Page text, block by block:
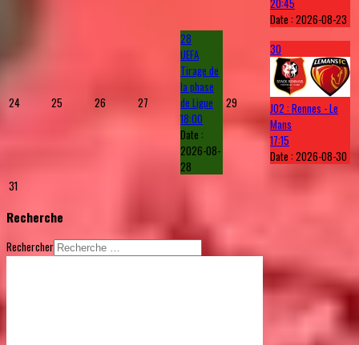
20:45
Date :2026-08-23
24 25 26 27
28
UEFA
Tirage de
la phase
de Ligue
18:00
Date :
2026-08-
28
29
30
J02 : Rennes - Le
Mans
17:15
Date :2026-08-30
31
Recherche
Rechercher